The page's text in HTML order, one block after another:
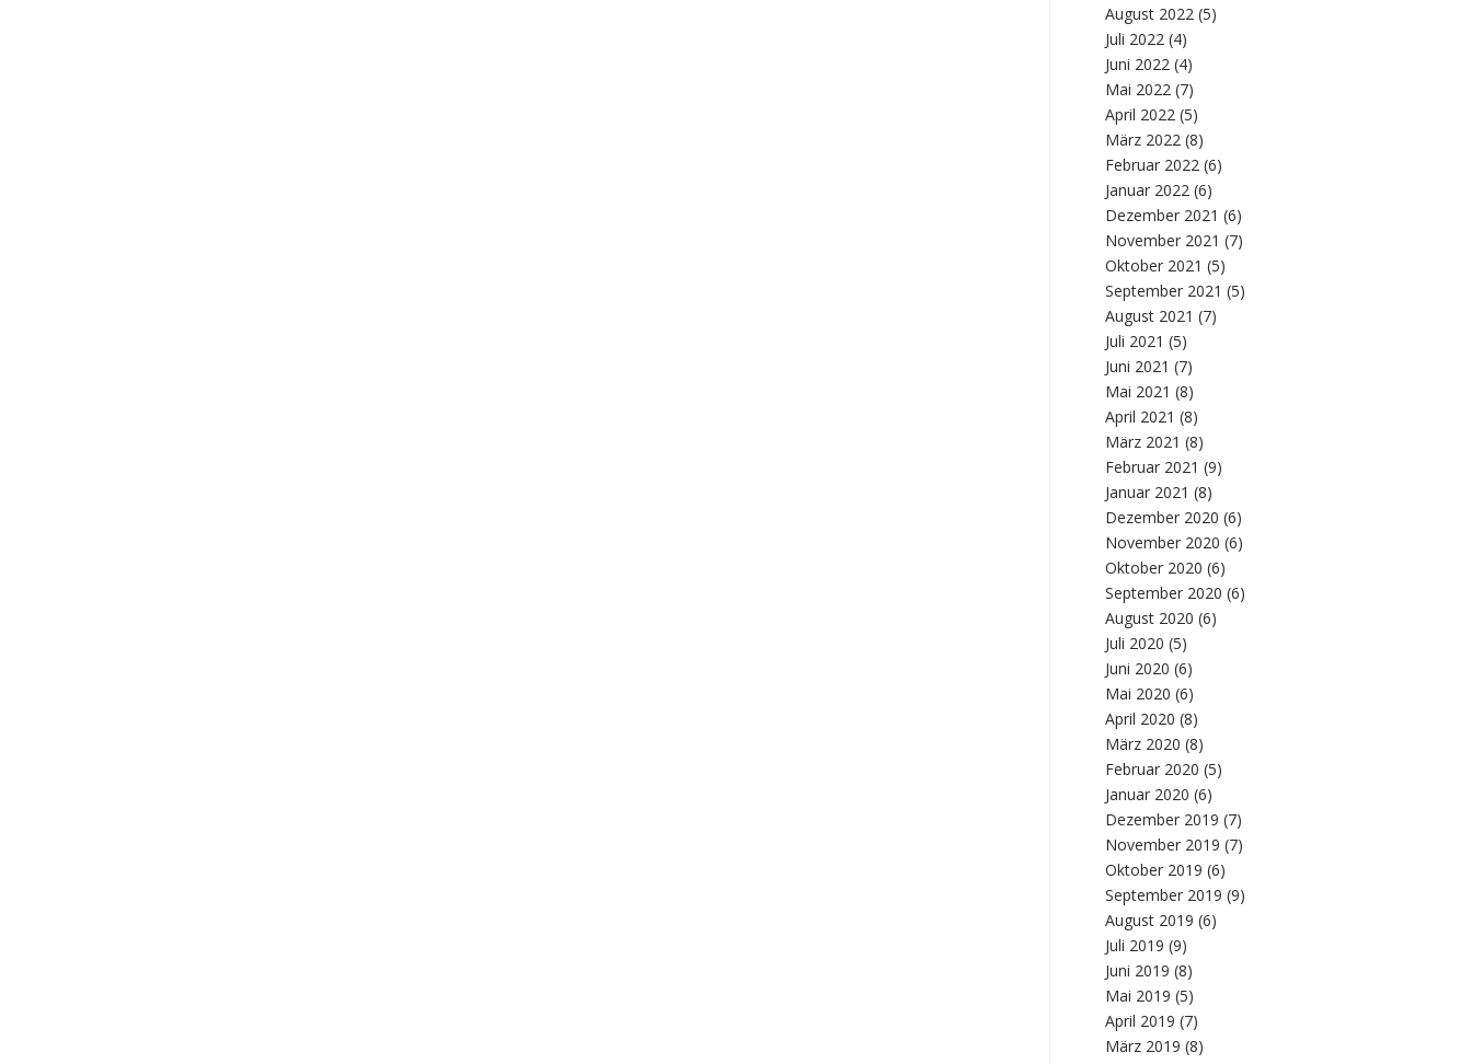
August 2022 (5)
Juli 2022 (4)
Juni 2022 (4)
Mai 2022 (7)
April 2022 (5)
März 2022 (8)
Februar 2022 (6)
Januar 2022 (6)
Dezember 2021 (6)
November 2021 (7)
Oktober 2021 (5)
September 2021 (5)
August 2021 (7)
Juli 2021 (5)
Juni 2021 (7)
Mai 2021 (8)
April 2021 (8)
März 2021 (8)
Februar 2021 (9)
Januar 2021 (8)
Dezember 2020 (6)
November 2020 (6)
Oktober 2020 (6)
September 2020 (6)
August 2020 (6)
Juli 2020 (5)
Juni 2020 (6)
Mai 2020 (6)
April 2020 (8)
März 2020 (8)
Februar 2020 (5)
Januar 2020 (6)
Dezember 2019 (7)
November 2019 (7)
Oktober 2019 (6)
September 2019 (9)
August 2019 (6)
Juli 2019 (9)
Juni 2019 (8)
Mai 2019 (5)
April 2019 (7)
März 2019 (8)